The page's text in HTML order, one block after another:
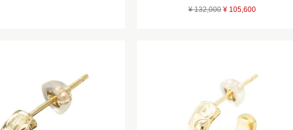
¥ 132,000 ¥ 105,600